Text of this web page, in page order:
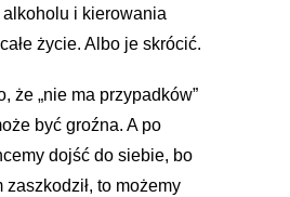
i kierowania
życie. Albo je skrócić.
że „nie ma przypadków”
być groźna. A po
dojść do siebie, bo
zaszkodził, to możemy